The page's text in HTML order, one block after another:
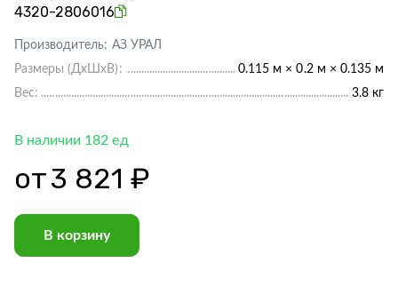
4320-2806016
Производитель: АЗ УРАЛ
Размеры (ДхШхВ):
0.115 м × 0.2 м × 0.135 м
Вес:
3.8 кг
В наличии 182 ед
от3 821 ₽
В корзину